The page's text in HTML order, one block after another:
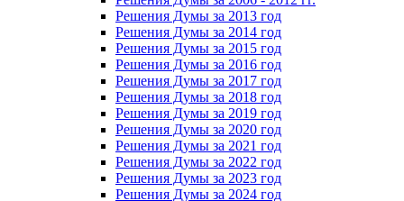
Решения Думы за 2013 год
Решения Думы за 2014 год
Решения Думы за 2015 год
Решения Думы за 2016 год
Решения Думы за 2017 год
Решения Думы за 2018 год
Решения Думы за 2019 год
Решения Думы за 2020 год
Решения Думы за 2021 год
Решения Думы за 2022 год
Решения Думы за 2023 год
Решения Думы за 2024 год